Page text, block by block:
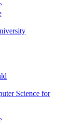
Science for